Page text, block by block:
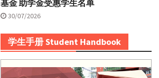
基金 助学金受惠学生名单
30/07/2026
学生手册 Student Handbook